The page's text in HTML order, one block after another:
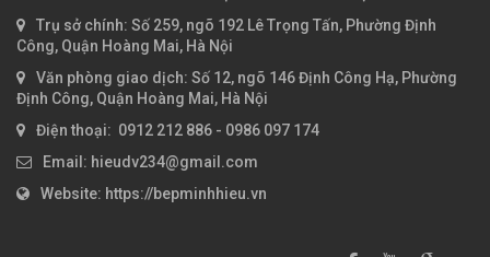
Trụ sở chính: Số 259, ngõ 192 Lê Trọng Tấn, Phường Định
Công, Quận Hoàng Mai, Hà Nội
Văn phòng giao dịch: Số 12, ngõ 146 Định Công Hạ, Phường
Định Công, Quận Hoàng Mai, Hà Nội
Điện thoại: 0912 212 886 - 0986 097 174
Email: hieudv234@gmail.com
Website: https://bepminhhieu.vn